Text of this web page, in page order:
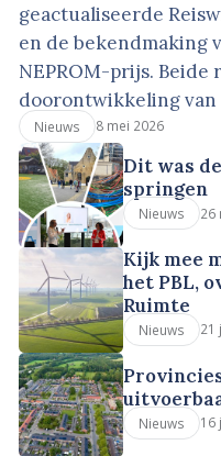
geactualiseerde
en de bekendmaking
NEPROM-prijs.
doorontwikkeling van
Nieuws 8 mei 2026
Dit was
springen
Nieuws 26
Kijk mee
het PBL,
Ruimte
Nieuws 21
Nieuws 16